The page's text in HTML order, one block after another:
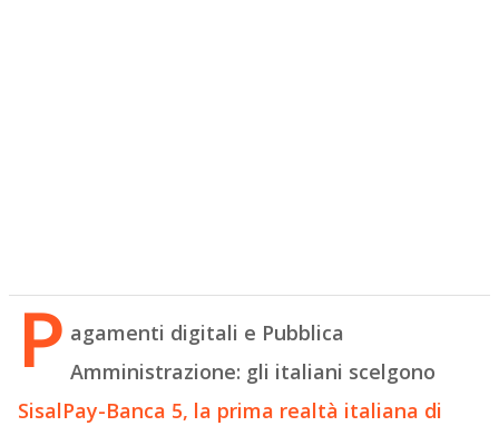
P agamenti digitali e Pubblica
Amministrazione: gli italiani scelgono
SisalPay-Banca 5, la prima realtà italiana di